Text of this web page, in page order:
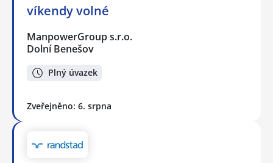
víkendy volné
ManpowerGroup s.r.o.
Dolní Benešov
Plný úvazek
Zveřejněno: 6. srpna